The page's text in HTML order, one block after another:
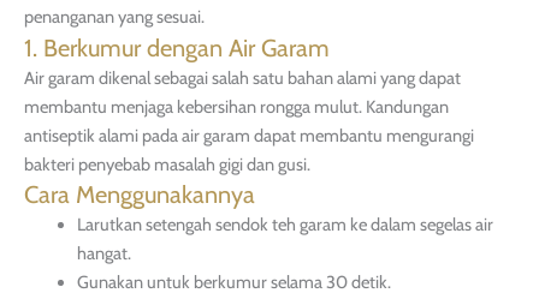
penanganan yang sesuai.
1. Berkumur dengan Air Garam
Air garam dikenal sebagai salah satu bahan alami yang dapat
membantu menjaga kebersihan rongga mulut. Kandungan
antiseptik alami pada air garam dapat membantu mengurangi
bakteri penyebab masalah gigi dan gusi.
Cara Menggunakannya
Larutkan setengah sendok teh garam ke dalam segelas air
hangat.
Gunakan untuk berkumur selama 30 detik.